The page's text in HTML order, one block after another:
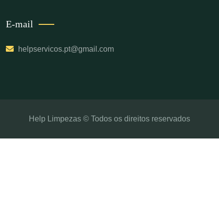
E-mail
helpservicos.pt@gmail.com
Help Limpezas © Todos os direitos reservados